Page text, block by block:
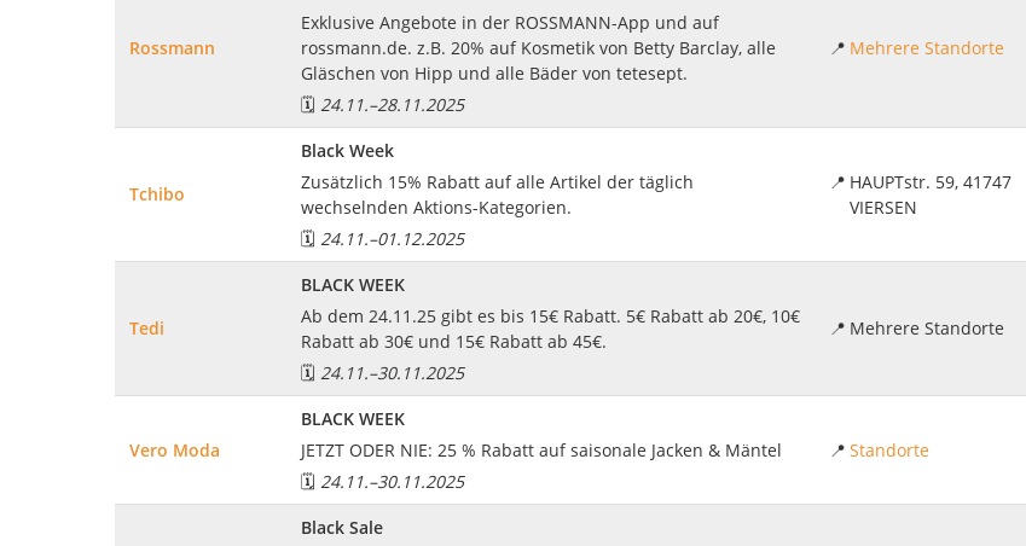
Rossmann
Exklusive Angebote in der ROSSMANN-App und auf
rossmann.de. z.B. 20% auf Kosmetik von Betty Barclay, alle
Gläschen von Hipp und alle Bäder von tetesept.
🗓️ 24.11.–28.11.2025
📍 Mehrere Standorte
Tchibo
Black Week
Zusätzlich 15% Rabatt auf alle Artikel der täglich
wechselnden Aktions-Kategorien.
🗓️ 24.11.–01.12.2025
📍 HAUPTstr. 59, 41747
VIERSEN
Tedi
BLACK WEEK
Ab dem 24.11.25 gibt es bis 15€ Rabatt. 5€ Rabatt ab 20€, 10€
Rabatt ab 30€ und 15€ Rabatt ab 45€.
🗓️ 24.11.–30.11.2025
📍 Mehrere Standorte
Vero Moda
BLACK WEEK
JETZT ODER NIE: 25 % Rabatt auf saisonale Jacken & Mäntel
🗓️ 24.11.–30.11.2025
📍 Standorte
Black Sale